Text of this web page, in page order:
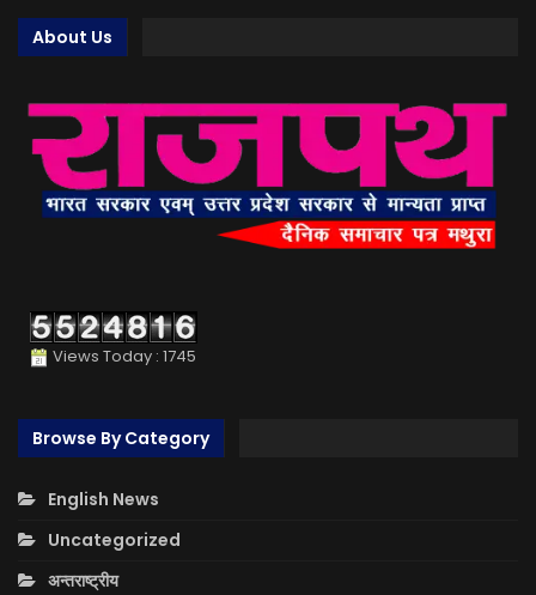
About Us
Views Today : 1745
Browse By Category
English News
Uncategorized
अन्तराष्ट्रीय